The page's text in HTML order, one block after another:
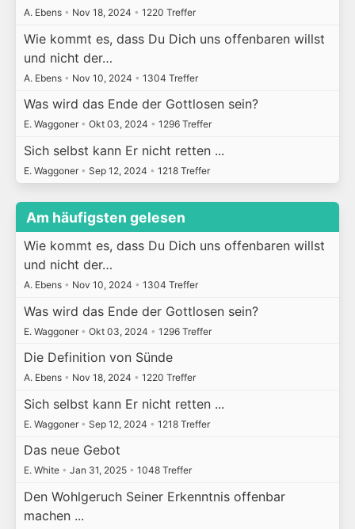
A. Ebens • Nov 18, 2024 • 1220 Treffer
Wie kommt es, dass Du Dich uns offenbaren willst
und nicht der…
A. Ebens • Nov 10, 2024 • 1304 Treffer
Was wird das Ende der Gottlosen sein?
E. Waggoner • Okt 03, 2024 • 1296 Treffer
Sich selbst kann Er nicht retten ...
E. Waggoner • Sep 12, 2024 • 1218 Treffer
Am häufigsten gelesen
Wie kommt es, dass Du Dich uns offenbaren willst
und nicht der…
A. Ebens • Nov 10, 2024 • 1304 Treffer
Was wird das Ende der Gottlosen sein?
E. Waggoner • Okt 03, 2024 • 1296 Treffer
Die Definition von Sünde
A. Ebens • Nov 18, 2024 • 1220 Treffer
Sich selbst kann Er nicht retten ...
E. Waggoner • Sep 12, 2024 • 1218 Treffer
Das neue Gebot
E. White • Jan 31, 2025 • 1048 Treffer
Den Wohlgeruch Seiner Erkenntnis offenbar
machen ...